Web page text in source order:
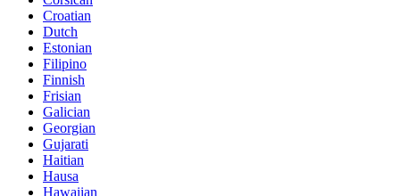
Croatian
Dutch
Estonian
Filipino
Finnish
Frisian
Galician
Georgian
Gujarati
Haitian
Hausa
Hawaiian